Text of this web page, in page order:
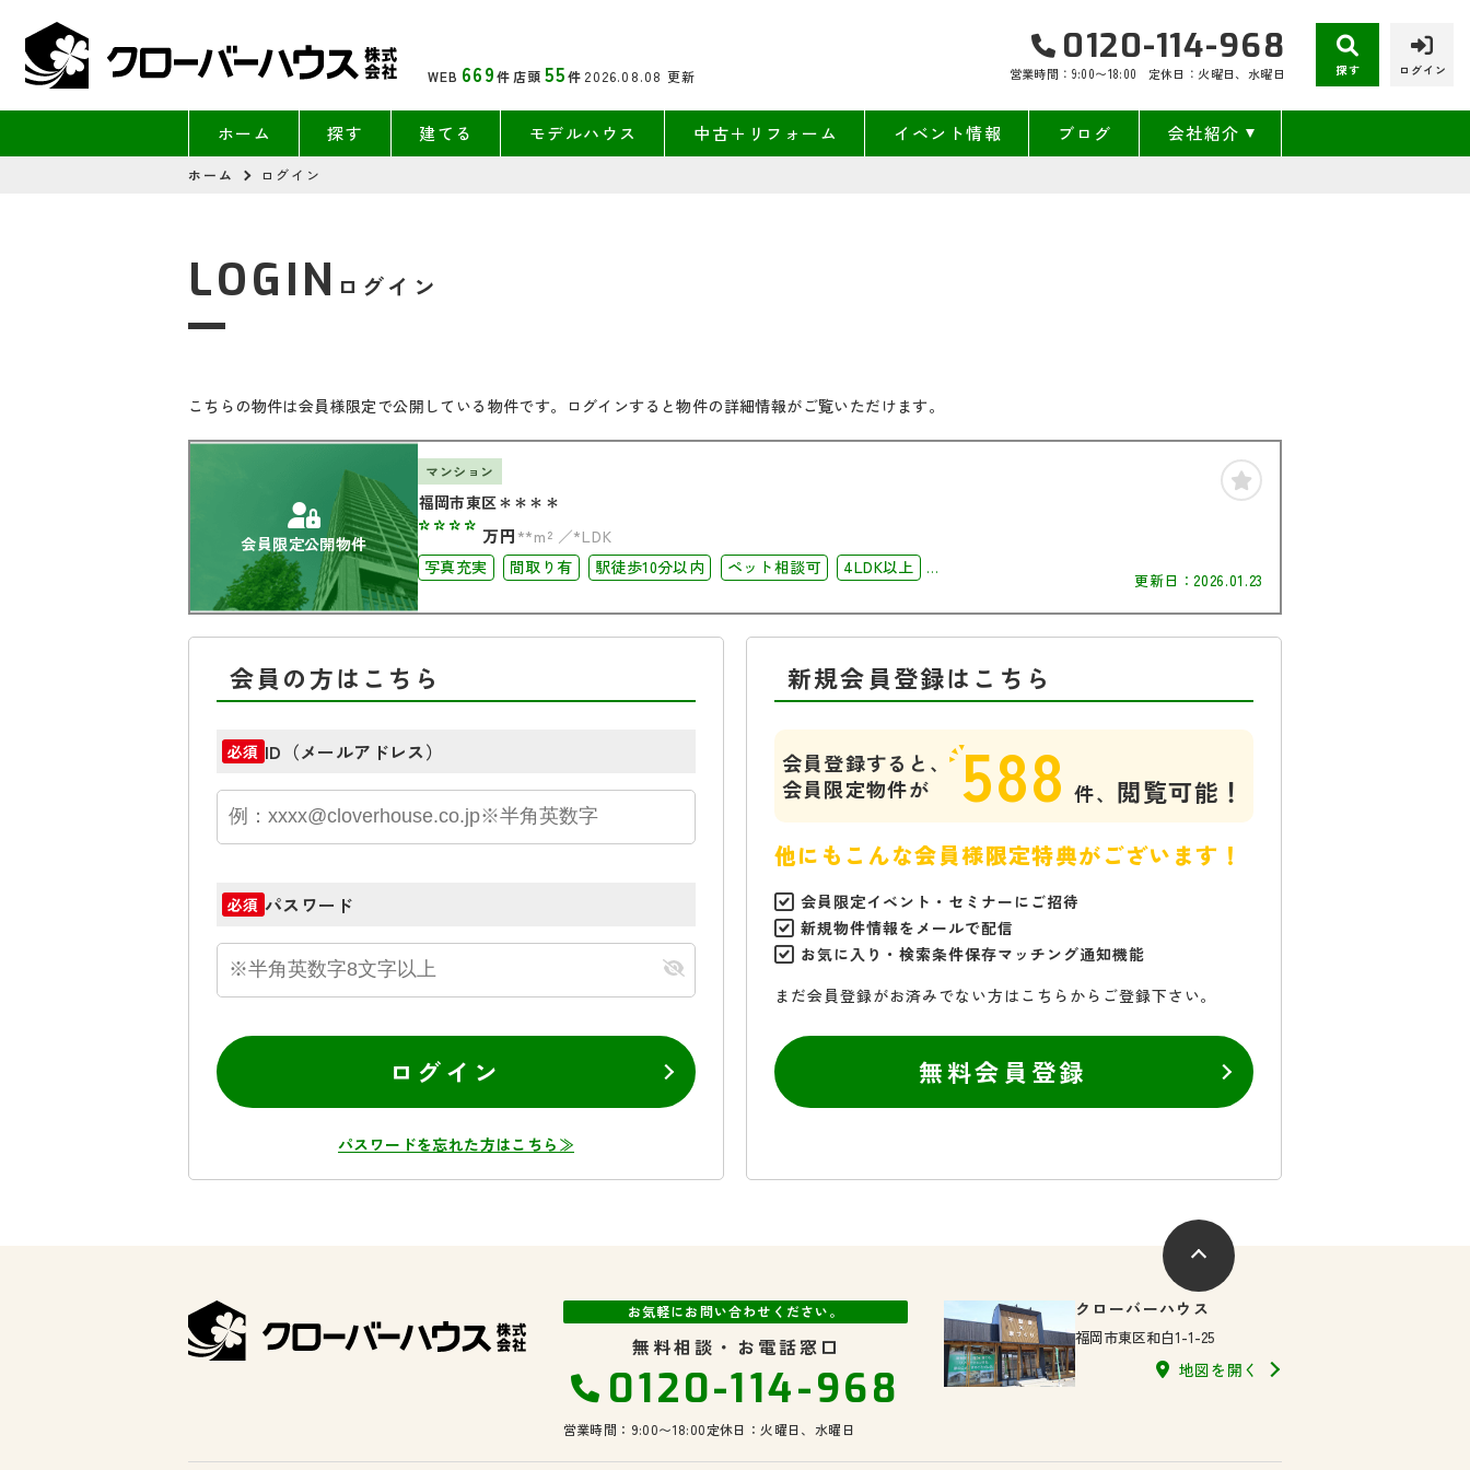
WEB 669件 店頭 55件 2026.08.08 更新
0120-114-968
営業時間：9:00〜18:00 定休日：火曜日、水曜日 探す ログイン
ホーム 探す 建てる モデルハウス 中古＋リフォーム イベント情報 ブログ 会社紹介
ホーム ログイン
ログイン
LOGIN
こちらの物件は会員様限定で公開している物件です。ログインすると物件の詳細情報がご覧いただけます。
会員限定公開物件
マンション
福岡市東区＊＊＊＊
**** 万円 **m²
*LDK
写真充実
間取り有 駅徒歩10分以内 ペット相談可
4LDK以上
更新日：2026.01.23
会員の方はこちら
必須 ID（メールアドレス）
必須 パスワード
ログイン
パスワードを忘れた方はこちら≫
新規会員登録はこちら
会員登録すると、
会員限定物件が
588 件、 閲覧可能！
他にもこんな会員様限定特典がございます！
会員限定イベント・セミナーにご招待
新規物件情報をメールで配信
お気に入り・検索条件保存マッチング通知機能
まだ会員登録がお済みでない方はこちらからご登録下さい。
無料会員登録
お気軽にお問い合わせください。
無料相談・お電話窓口
0120-114-968
営業時間：9:00〜18:00定休日：火曜日、水曜日
クローバーハウス
福岡市東区和白1-1-25
地図を開く